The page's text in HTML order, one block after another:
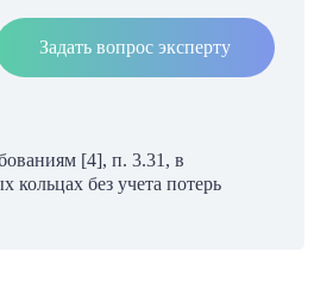
Задать вопрос эксперту
[4], п. 3.31, в
без учета потерь